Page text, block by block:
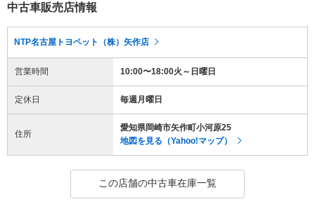
中古車販売店情報
NTP名古屋トヨペット（株）矢作店
営業時間 10:00〜18:00火～日曜日
定休日 毎週月曜日
住所
愛知県岡崎市矢作町小河原25
地図を見る（Yahoo!マップ）
この店舗の中古車在庫一覧